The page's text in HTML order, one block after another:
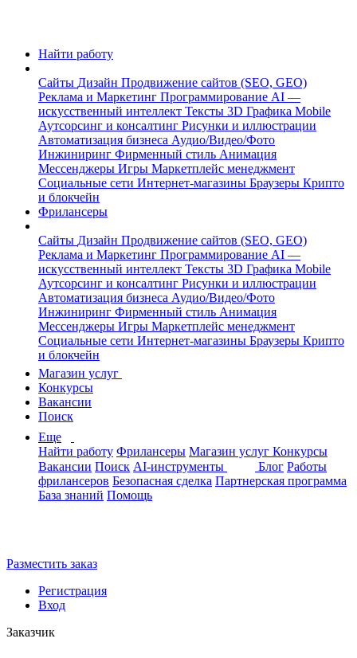
Найти работу
Сайты Дизайн Продвижение сайтов (SEO, GEO)
Реклама и Маркетинг Программирование AI —
искусственный интеллект Тексты 3D Графика Mobile
Аутсорсинг и консалтинг Рисунки и иллюстрации
Автоматизация бизнеса Аудио/Видео/Фото
Инжиниринг Фирменный стиль Анимация
Мессенджеры Игры Маркетплейс менеджмент
Социальные сети Интернет-магазины Браузеры Крипто
и блокчейн
Фрилансеры
Сайты Дизайн Продвижение сайтов (SEO, GEO)
Реклама и Маркетинг Программирование AI —
искусственный интеллект Тексты 3D Графика Mobile
Аутсорсинг и консалтинг Рисунки и иллюстрации
Автоматизация бизнеса Аудио/Видео/Фото
Инжиниринг Фирменный стиль Анимация
Мессенджеры Игры Маркетплейс менеджмент
Социальные сети Интернет-магазины Браузеры Крипто
и блокчейн
Магазин услуг
Конкурсы
Вакансии
Поиск
Еще
Найти работу Фрилансеры Магазин услуг Конкурсы
Вакансии Поиск AI-инструменты Блог Работы
фрилансеров Безопасная сделка Партнерская программа
База знаний Помощь
Разместить заказ
Регистрация
Вход
Заказчик